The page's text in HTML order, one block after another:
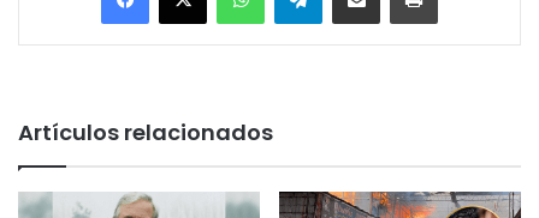
Artículos relacionados